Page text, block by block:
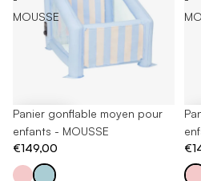
MOUSSE
Panier gonflable moyen pour
enfants - MOUSSE
€149,00